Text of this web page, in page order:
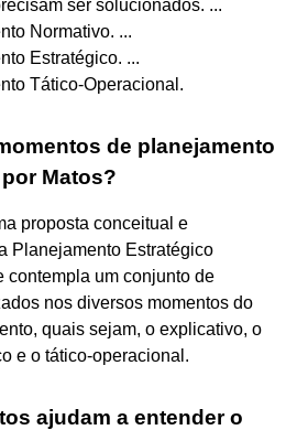
ser solucionados. ...
Normativo. ...
Estratégico. ...
Tático-Operacional.
de planejamento
Matos?
proposta conceitual e
Planejamento Estratégico
contempla um conjunto de
nos diversos momentos do
quais sejam, o explicativo, o
e o tático-operacional.
ajudam a entender o